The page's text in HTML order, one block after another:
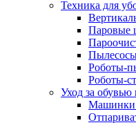
Техника для
Паровые
Роботы-
Роботы-
Уход за
Машинки